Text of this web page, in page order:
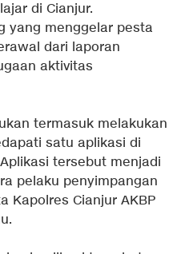
di Cianjur.
yang menggelar pesta
dari laporan
aktivitas
termasuk melakukan
satu aplikasi di
tersebut menjadi
pelaku penyimpangan
Kapolres Cianjur AKBP